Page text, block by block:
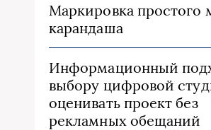
Маркировка простого
карандаша
Информационный
выбору цифровой
оценивать проект без
рекламных обещаний